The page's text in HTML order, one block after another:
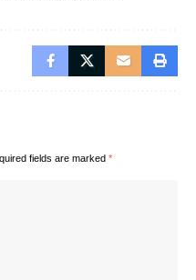
fields are marked *